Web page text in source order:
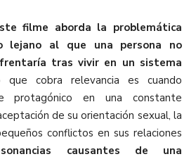
filme aborda la problemática
lejano al que una persona no
tras vivir en un sistema
cobra relevancia es cuando
protagónico en una constante
de su orientación sexual, la
conflictos en sus relaciones
causantes de una